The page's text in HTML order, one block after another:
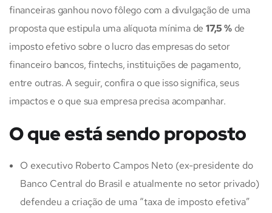
financeiras ganhou novo fôlego com a divulgação de uma
proposta que estipula uma alíquota mínima de 17,5 %de
imposto efetivo sobre o lucro das empresas do setor
financeiro bancos, fintechs, instituições de pagamento,
entre outras. A seguir, confira o que isso significa, seus
impactos e o que sua empresa precisa acompanhar.
O que está sendo proposto
O executivo Roberto Campos Neto (ex-presidente do
Banco Central do Brasil e atualmente no setor privado)
defendeu a criação de uma “taxa de imposto efetiva”